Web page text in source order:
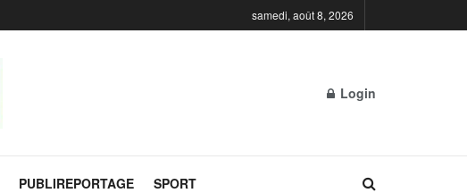
samedi, août 8, 2026
Login
PUBLIREPORTAGE SPORT